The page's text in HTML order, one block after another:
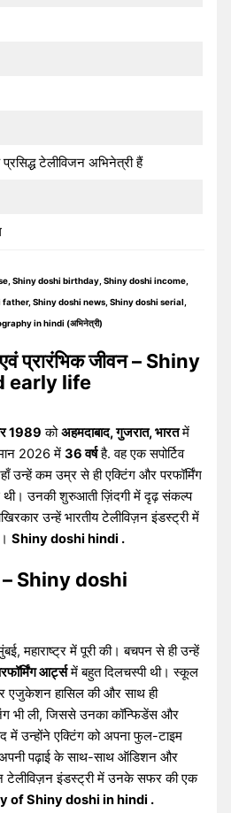
टेलीविजन अभिनेत्री हैं
Shiny doshi birthday, Shiny doshi income,
Shiny doshi news, Shiny doshi serial,
in hindi (अभिनेत्री)
एवं प्रारंभिक जीवन – Shiny
early life
1989 कोअहमदाबाद, गुजरात, भारतमें
2026 में36 वर्षहै. वह एक सपोर्टिव
उन्हें कम उम्र से ही एक्टिंग और परफॉर्मिंग
थी। उनकी शुरुआती ज़िंदगी में दृढ़ संकल्प
उन्हें भारतीय टेलीविज़न इंडस्ट्री में
Shiny doshi hindi .
– Shiny doshi
महाराष्ट्र में पूरी की। बचपन से ही उन्हें
आर्ट्समें बहुत दिलचस्पी थी। स्कूल
एजुकेशन हासिल की और साथ ही
भी ली, जिससे उनका कॉन्फिडेंस और
में उन्होंने एक्टिंग को अपना फुल-टाइम
पढ़ाई के साथ-साथ ऑडिशन और
टेलीविज़न इंडस्ट्री में उनके सफर की एक
of Shiny doshi in hindi .